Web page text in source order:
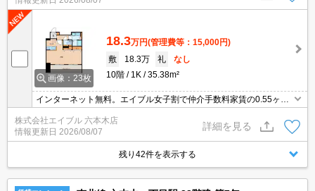
画像：23枚
18.3万円(管理費等：15,000円)
敷
18.3万 礼
なし
10階
1K 35.38m²
インターネット無料。エイブル女子割で仲介手数料家賃の0.55ヶ月
分より10％ＯＦＦ。人気の六本木エリア。最新の空室状況はお気軽
にお問い合わせ下さい。退去時清掃費66,000円。オンライン契約相
談可。
株式会社エイブル 六本木店
情報更新日 2026/08/07
詳細を見る
残り42件を表示する